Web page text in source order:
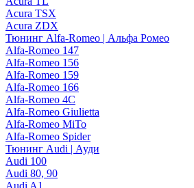
Acura TSX
Acura ZDX
Тюнинг Alfa-Romeo | Альфа Ромео
Alfa-Romeo 147
Alfa-Romeo 156
Alfa-Romeo 159
Alfa-Romeo 166
Alfa-Romeo 4C
Alfa-Romeo Giulietta
Alfa-Romeo MiTo
Alfa-Romeo Spider
Тюнинг Audi | Ауди
Audi 100
Audi 80, 90
Audi A1